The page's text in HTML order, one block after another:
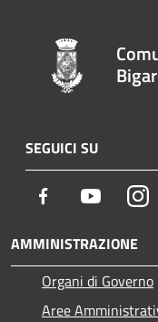
SEGUICI SU
Facebook Youtube
AMMINISTRAZIONE
Organi di Governo
Aree